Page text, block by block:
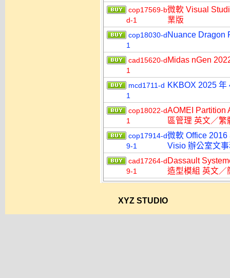
cop17569-b
d-1
微軟 Visual
業版
cop18030-d
1
Nuance Dragon
cad15620-d
1
Midas nGen
mcd1711-d
1
KKBOX 2025 年
cop18022-d
1
AOMEI Partition
區管理 英文／繁
cop17914-d
9-1
微軟 Office
Visio 辦公室文
cad17264-d
9-1
Dassault
造型模組 英文／
XYZ STUDIO